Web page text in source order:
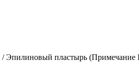
/Эпилиновый пластырь (Примечание